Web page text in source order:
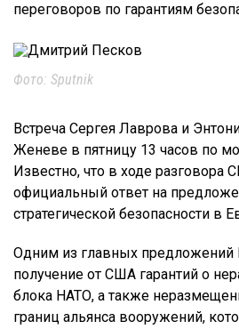
переговоров по гарантиям
Фото: Sputnik
Встреча Сергея Лаврова и
Женеве в пятницу 13 часов по
Известно, что в ходе разговора
официальный ответ на
стратегической безопасности в
Одним из главных предложений
получение от США гарантий о
блока НАТО, а также
границ альянса вооружений,